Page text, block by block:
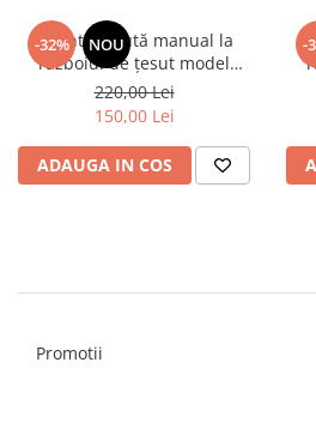
-32% NOU
Geantă țesută manual la
războiul de țesut model
poștaș
220,00 Lei
150,00 Lei
ADAUGA IN COS
-
Promotii